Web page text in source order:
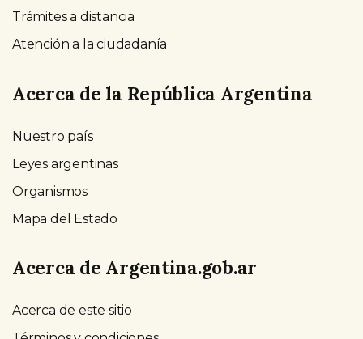
Trámites a distancia
Atención a la ciudadanía
Acerca de la República Argentina
Nuestro país
Leyes argentinas
Organismos
Mapa del Estado
Acerca de Argentina.gob.ar
Acerca de este sitio